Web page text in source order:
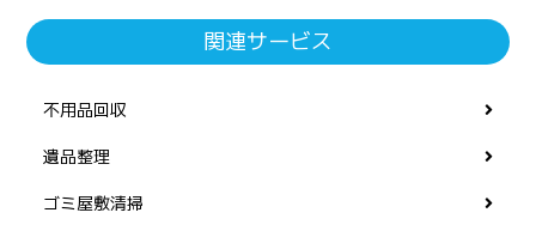
関連サービス
不用品回収
遺品整理
ゴミ屋敷清掃